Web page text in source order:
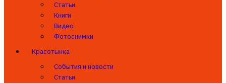
Статьи
Книги
Видео
Фотоснимки
Красотынка
События и новости
Статьи